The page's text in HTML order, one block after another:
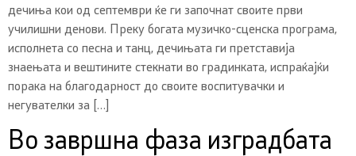
дечиња кои од септември ќе ги започнат своите први
училишни денови. Преку богата музичко-сценска програма,
исполнета со песна и танц, дечињата ги претставија
знаењата и вештините стекнати во градинката, испраќајќи
порака на благодарност до своите воспитувачки и
негувателки за […]
Во завршна фаза изградбата